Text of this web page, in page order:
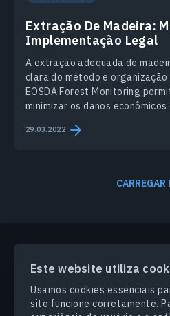
Este website utiliza
Usamos cookies essenciais
site funcione corretamente.
Extração De Madeira:
Implementação Legal
A extração adequada de
clara do método e
EOSDA Forest Monitoring
minimizar os danos
29.03.2022
CARREGAR
PRODUCTS & SOLUTIONS
SETORES